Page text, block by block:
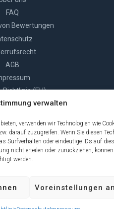
verwalten
verwenden wir Technologien wie
darauf zuzugreifen. Wenn Sie diesen
Surfverhalten oder eindeutige IDs auf
nicht erteilen oder zurückziehen,
werden.
Voreinstellungen
FAQ
Bewertungen
AGB
Richtlinie (EU)